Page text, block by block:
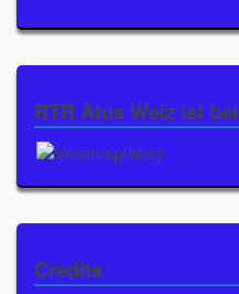
RTR Atus Weiz ist
Credits